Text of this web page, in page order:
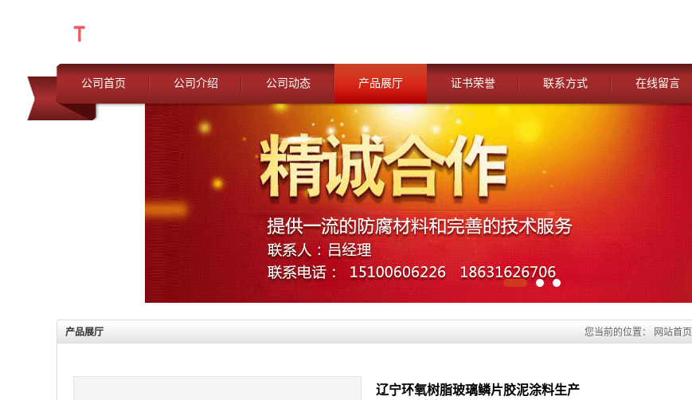
公司首页 公司介绍 公司动态 产品展厅 证书荣誉 联系方式 在线留言
产品展厅 您当前的位置： 网站首页
辽宁环氧树脂玻璃鳞片胶泥涂料生产